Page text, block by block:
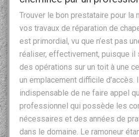
Trouver le bon prestataire pour
vos travaux de réparation de
est primordial, vu que n’est pas
réaliser, effectivement, puisque il
des opérations sur un toit à une
un emplacement difficile d’accès.
indispensable de ne faire appel
professionnel qui possède les
nécessaires et des années de
dans le domaine. Le ramoneur